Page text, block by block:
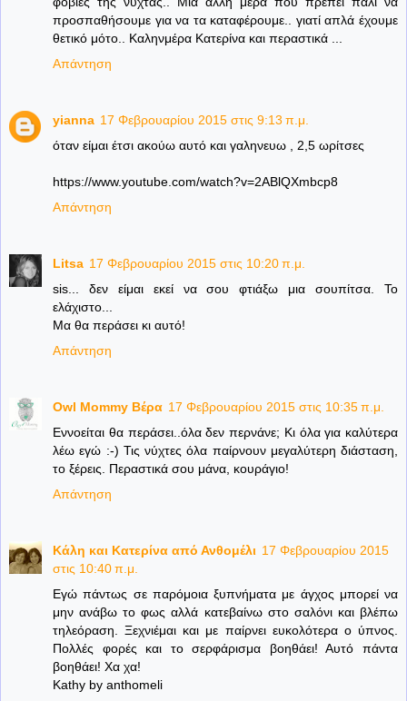
προσπαθήσουμε για να τα καταφέρουμε.. γιατί απλά έχουμε
θετικό μότο.. Καληνμέρα Κατερίνα και περαστικά ...
Απάντηση
yianna 17 Φεβρουαρίου 2015 στις 9:13 π.μ.
όταν είμαι έτσι ακούω αυτό και γαληνευω , 2,5 ωρίτσες
https://www.youtube.com/watch?v=2ABlQXmbcp8
Απάντηση
Litsa 17 Φεβρουαρίου 2015 στις 10:20 π.μ.
sis... δεν είμαι εκεί να σου φτιάξω μια σουπίτσα. Το
ελάχιστο...
Μα θα περάσει κι αυτό!
Απάντηση
Owl Mommy Βέρα 17 Φεβρουαρίου 2015 στις 10:35 π.μ.
Εννοείται θα περάσει..όλα δεν περνάνε; Κι όλα για καλύτερα
λέω εγώ :-) Τις νύχτες όλα παίρνουν μεγαλύτερη διάσταση,
το ξέρεις. Περαστικά σου μάνα, κουράγιο!
Απάντηση
Κάλη και Κατερίνα από Ανθομέλι 17 Φεβρουαρίου 2015
στις 10:40 π.μ.
Εγώ πάντως σε παρόμοια ξυπνήματα με άγχος μπορεί να
μην ανάβω το φως αλλά κατεβαίνω στο σαλόνι και βλέπω
τηλεόραση. Ξεχνιέμαι και με παίρνει ευκολότερα ο ύπνος.
Πολλές φορές και το σερφάρισμα βοηθάει! Αυτό πάντα
βοηθάει! Χα χα!
Kathy by anthomeli